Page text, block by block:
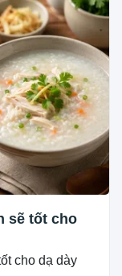
sẽ tốt cho
cho dạ dày